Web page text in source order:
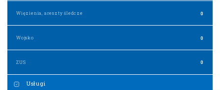
Więzienia, areszty śledcze 0
Wojsko 0
ZUS 0
Usługi